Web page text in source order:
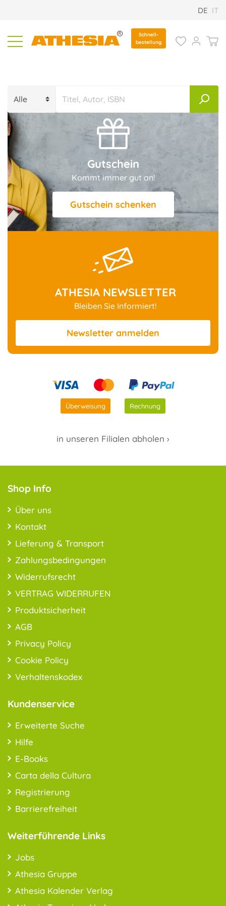
DE IT
Schnell-
bestellung
ATHESIA ONLINESHOP | ENTDECKEN
Gutschein
Kommt immer gut an!
Gutschein schenken
ATHESIA NEWSLETTER
Bleiben Sie Informiert!
Newsletter anmelden
Überweisung Rechnung
in unseren Filialen abholen ›
Shop Info
Über uns
Kontakt
Lieferung & Transport
Zahlungsbedingungen
Widerrufsrecht
VERTRAG WIDERRUFEN
Produktsicherheit
AGB
Privacy Policy
Cookie Policy
Verhaltenskodex
Kundenservice
Erweiterte Suche
Hilfe
E-Books
Carta della Cultura
Registrierung
Barrierefreiheit
Weiterführende Links
Jobs
Athesia Gruppe
Athesia Kalender Verlag